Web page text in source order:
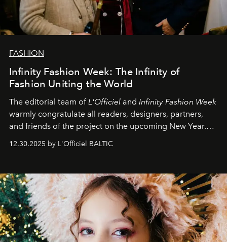
FASHION
Infinity Fashion Week: The Infinity of
Fashion Uniting the World
The editorial team ofL'Officiel and Infinity Fashion Week
warmly congratulate all readers, designers, partners,
and friends of the project on the upcoming New Year.
May 2026 bring growth, inspiration, bold ideas, and new
achievements.
12.30.2025 by L'Officiel BALTIC